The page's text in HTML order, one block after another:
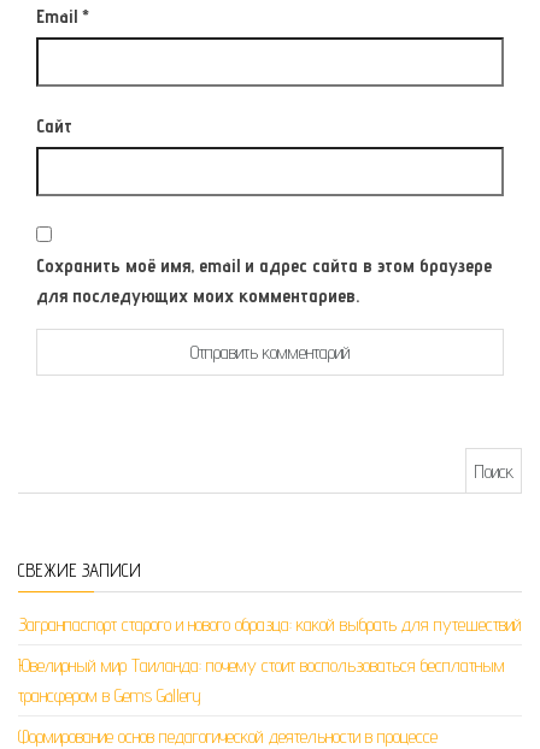
Email *
Сайт
Сохранить моё имя, email и адрес сайта в этом браузере
для последующих моих комментариев.
СВЕЖИЕ ЗАПИСИ
Загранпаспорт старого и нового образца: какой выбрать для путешествий
Ювелирный мир Таиланда: почему стоит воспользоваться бесплатным
трансфером в Gems Gallery
Формирование основ педагогической деятельности в процессе